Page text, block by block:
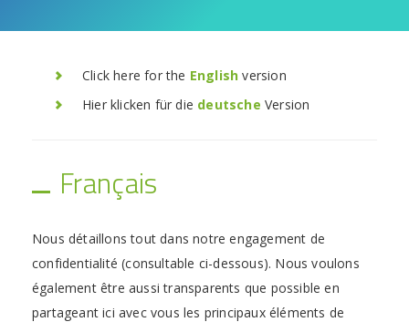
Click here for the English version
Hier klicken für die deutsche Version
Français
Nous détaillons tout dans notre engagement de
confidentialité (consultable ci-dessous). Nous voulons
également être aussi transparents que possible en
partageant ici avec vous les principaux éléments de